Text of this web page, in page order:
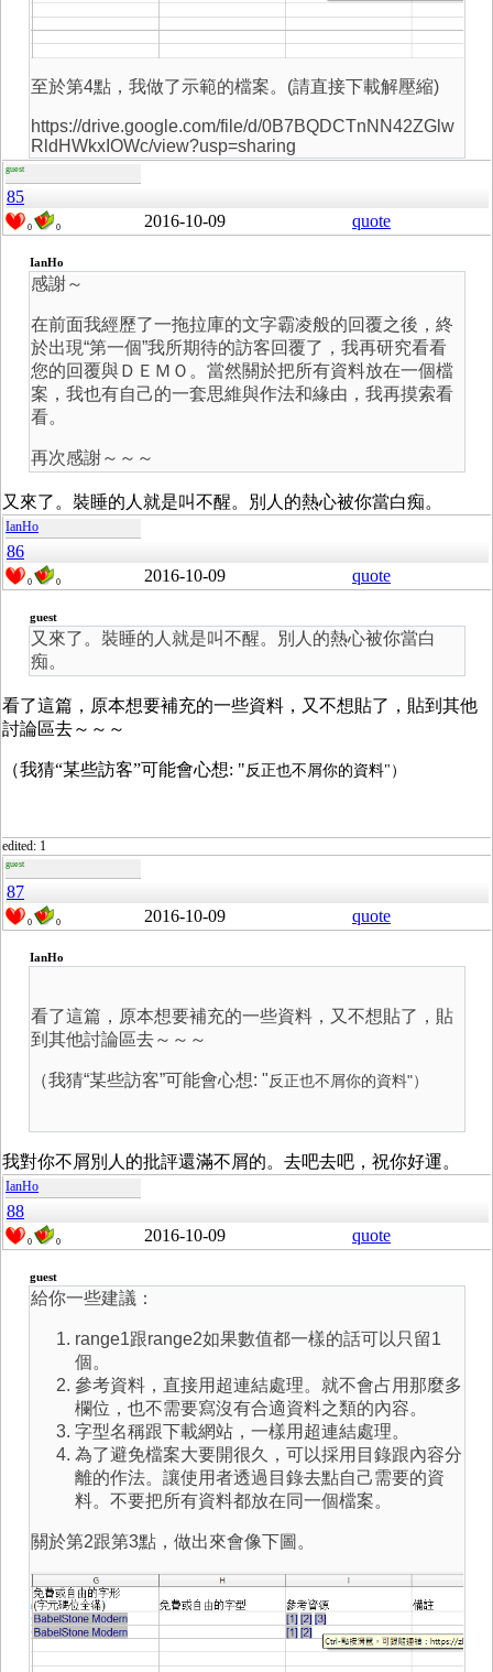
至於第4點，我做了示範的檔案。(請直接下載解壓縮)
https://drive.google.com/file/d/0B7BQDCTnNN42ZGlw
RldHWkxIOWc/view?usp=sharing
guest
85
0 0 2016-10-09 quote
IanHo
感謝～
在前面我經歷了一拖拉庫的文字霸凌般的回覆之後，終
於出現“第一個”我所期待的訪客回覆了，我再研究看看
您的回覆與ＤＥＭＯ。當然關於把所有資料放在一個檔
案，我也有自己的一套思維與作法和緣由，我再摸索看
看。
再次感謝～～～
又來了。裝睡的人就是叫不醒。別人的熱心被你當白痴。
IanHo
86
0 0 2016-10-09 quote
guest
又來了。裝睡的人就是叫不醒。別人的熱心被你當白
痴。
看了這篇，原本想要補充的一些資料，又不想貼了，貼到其他
討論區去～～～
（我猜“某些訪客”可能會心想: "反正也不屑你的資料"）
edited: 1
guest
87
0 0 2016-10-09 quote
IanHo
看了這篇，原本想要補充的一些資料，又不想貼了，貼
到其他討論區去～～～
（我猜“某些訪客”可能會心想: "反正也不屑你的資料"）
我對你不屑別人的批評還滿不屑的。去吧去吧，祝你好運。
IanHo
88
0 0 2016-10-09 quote
guest
給你一些建議：
range1跟range2如果數值都一樣的話可以只留1
個。
參考資料，直接用超連結處理。就不會占用那麼多
欄位，也不需要寫沒有合適資料之類的內容。
字型名稱跟下載網站，一樣用超連結處理。
為了避免檔案大要開很久，可以採用目錄跟內容分
離的作法。讓使用者透過目錄去點自己需要的資
料。不要把所有資料都放在同一個檔案。
關於第2跟第3點，做出來會像下圖。